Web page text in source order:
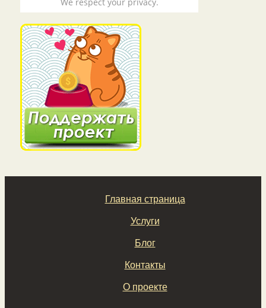
Главная страница
Услуги
Блог
Контакты
О проекте